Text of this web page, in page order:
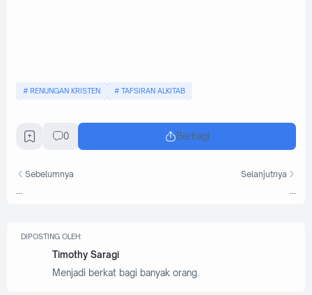
RENUNGAN KRISTEN TAFSIRAN ALKITAB
0 Berbagi
Sebelumnya
...
Selanjutnya
...
DIPOSTING OLEH:
Timothy Saragi
Menjadi berkat bagi banyak orang.